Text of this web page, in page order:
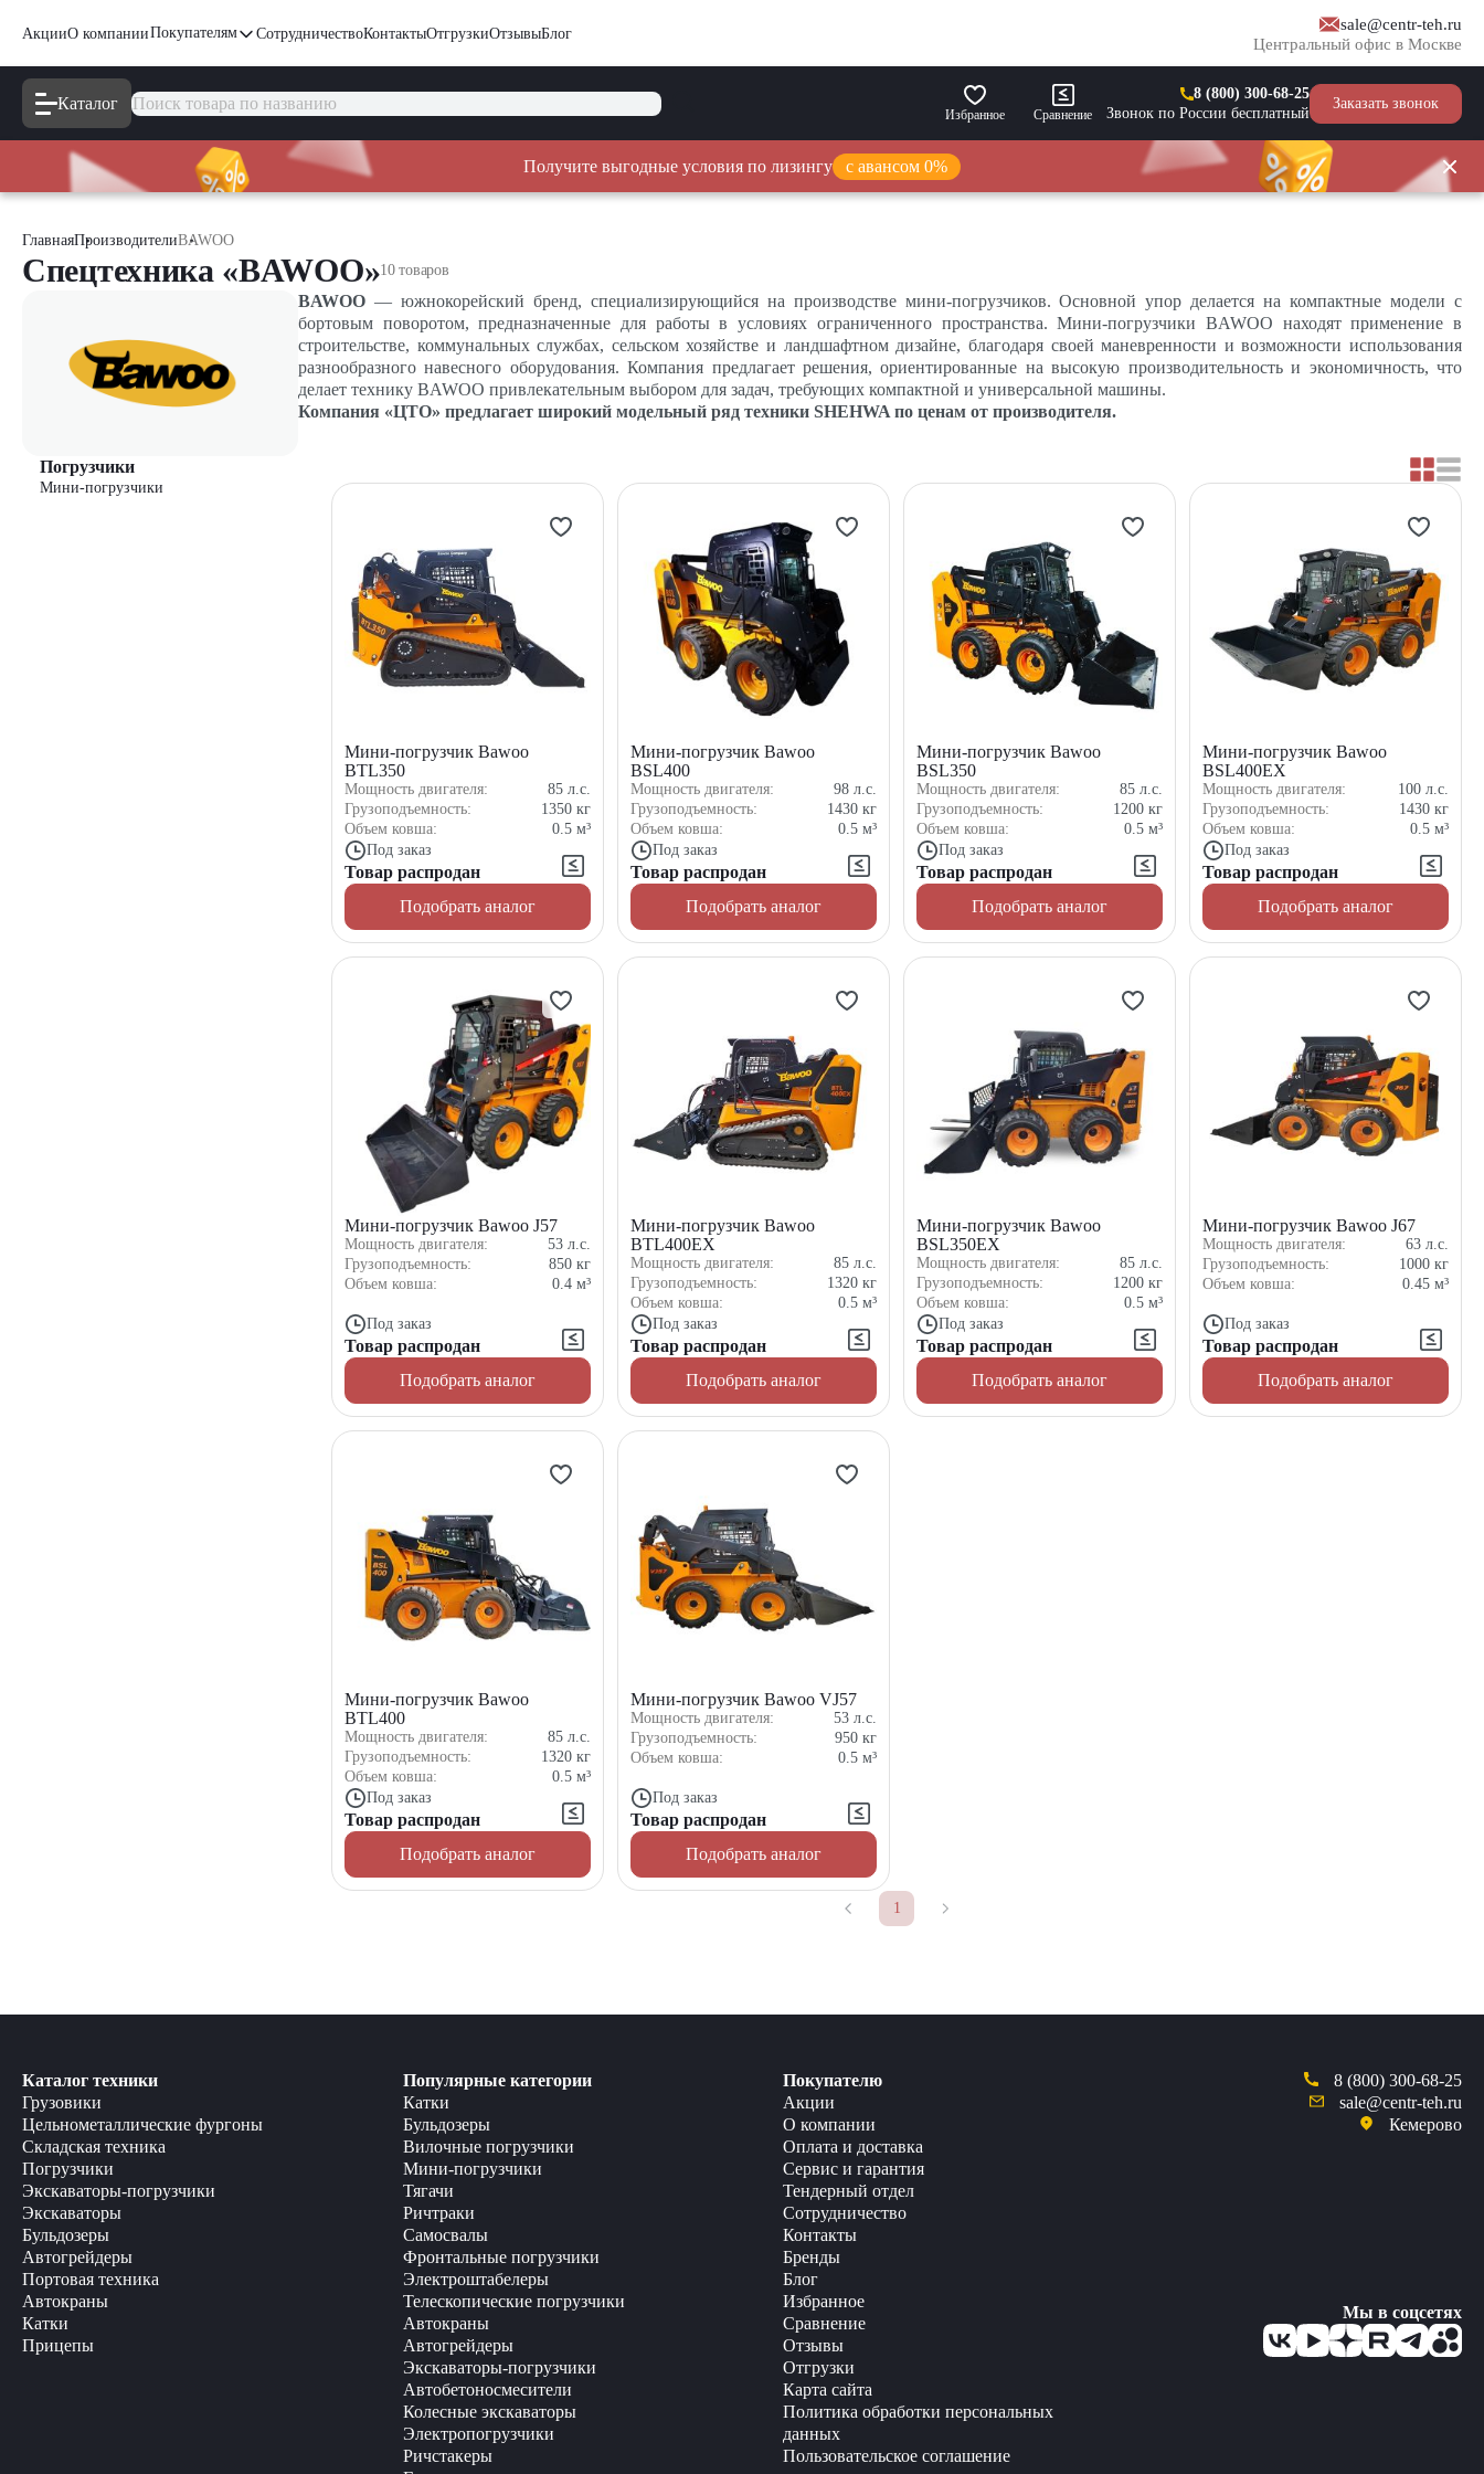
АкцииО компанииПокупателям СотрудничествоКонтактыОтгрузкиОтзывыБлог
sale@centr-teh.ru
Центральный офис в Москве
Каталог
Избранное Сравнение
8 (800) 300-68-25
Звонок по России бесплатный
Заказать звонок
Получите выгодные условия по лизингу с авансом 0%
ГлавнаяПроизводителиBAWOO
Спецтехника «BAWOO»10 товаров
BAWOO —южнокорейский бренд, специализирующийся на производстве мини-погрузчиков. Основной упор делается на компактные модели с
бортовым поворотом, предназначенные для работы в условиях ограниченного пространства. Мини-погрузчики BAWOO находят применение в
строительстве, коммунальных службах, сельском хозяйстве и ландшафтном дизайне, благодаря своей маневренности и возможности использования
разнообразного навесного оборудования. Компания предлагает решения, ориентированные на высокую производительность и экономичность, что
делает технику BAWOO привлекательным выбором для задач, требующих компактной и универсальной машины.
Компания «ЦТО» предлагает широкий модельный ряд техники SHEHWA по ценам от производителя.
Погрузчики
Мини-погрузчики
Мини-погрузчик Bawoo
BTL350
Мощность двигателя: 85 л.с.
Грузоподъемность:
1350 кг
Объем ковша:
0.5 м³
Под заказ
Товар распродан
Подобрать аналог
Мини-погрузчик Bawoo
BSL400
Мощность двигателя: 98 л.с.
Грузоподъемность:
1430 кг
Объем ковша:
0.5 м³
Под заказ
Товар распродан
Подобрать аналог
Мини-погрузчик Bawoo
BSL350
Мощность двигателя: 85 л.с.
Грузоподъемность:
1200 кг
Объем ковша:
0.5 м³
Под заказ
Товар распродан
Подобрать аналог
Мини-погрузчик Bawoo
BSL400EX
Мощность двигателя: 100 л.с.
Грузоподъемность:
1430 кг
Объем ковша:
0.5 м³
Под заказ
Товар распродан
Подобрать аналог
Мини-погрузчик Bawoo J57
Мощность двигателя: 53 л.с.
Грузоподъемность:
850 кг
Объем ковша:
0.4 м³
Под заказ
Товар распродан
Подобрать аналог
Мини-погрузчик Bawoo
BTL400EX
Мощность двигателя: 85 л.с.
Грузоподъемность:
1320 кг
Объем ковша:
0.5 м³
Под заказ
Товар распродан
Подобрать аналог
Мини-погрузчик Bawoo
BSL350EX
Мощность двигателя: 85 л.с.
Грузоподъемность:
1200 кг
Объем ковша:
0.5 м³
Под заказ
Товар распродан
Подобрать аналог
Мини-погрузчик Bawoo J67
Мощность двигателя: 63 л.с.
Грузоподъемность:
1000 кг
Объем ковша:
0.45 м³
Под заказ
Товар распродан
Подобрать аналог
Мини-погрузчик Bawoo
BTL400
Мощность двигателя: 85 л.с.
Грузоподъемность:
1320 кг
Объем ковша:
0.5 м³
Под заказ
Товар распродан
Подобрать аналог
Мини-погрузчик Bawoo VJ57
Мощность двигателя: 53 л.с.
Грузоподъемность:
950 кг
Объем ковша:
0.5 м³
Под заказ
Товар распродан
Подобрать аналог
1
Каталог техники
Грузовики
Цельнометаллические фургоны
Складская техника
Погрузчики
Экскаваторы-погрузчики
Экскаваторы
Бульдозеры
Автогрейдеры
Портовая техника
Автокраны
Катки
Прицепы
Популярные категории
Катки
Бульдозеры
Вилочные погрузчики
Мини-погрузчики
Тягачи
Ричтраки
Самосвалы
Фронтальные погрузчики
Электроштабелеры
Телескопические погрузчики
Автокраны
Автогрейдеры
Экскаваторы-погрузчики
Автобетоносмесители
Колесные экскаваторы
Электропогрузчики
Ричстакеры
Покупателю
Акции
О компании
Оплата и доставка
Сервис и гарантия
Тендерный отдел
Сотрудничество
Контакты
Бренды
Блог
Избранное
Сравнение
Отзывы
Отгрузки
Карта сайта
Политика обработки персональных
данных
Пользовательское соглашение
8 (800) 300-68-25
sale@centr-teh.ru
Кемерово
Мы в соцсетях